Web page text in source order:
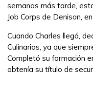
semanas más tarde,
Job Corps de Denison,
Cuando Charles llegó,
Culinarias, ya que
Completó su formación
obtenía su título de